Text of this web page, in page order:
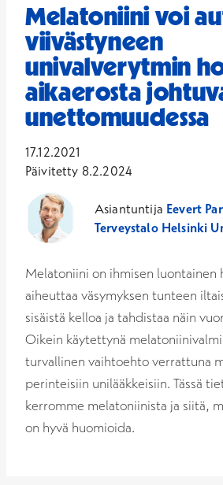
Melatoniini voi
viivästyneen
univalverytmin
aikaerosta
unettomuudessa
17.12.2021
Päivitetty 8.2.2024
Asiantuntija Eevert
Terveystalo Helsinki
Melatoniini on ihmisen luontainen
aiheuttaa väsymyksen tunteen
sisäistä kelloa ja tahdistaa näin
Oikein käytettynä
turvallinen vaihtoehto verrattuna
perinteisiin unilääkkeisiin. Tässä
kerromme melatoniinista ja siitä,
on hyvä huomioida.